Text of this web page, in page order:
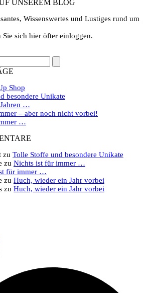
UNSEREM BLOG
Wissenswertes und Lustiges rund um
sich hier öfter einloggen.
Shop
besondere Unikate
…
– aber noch nicht vorbei!
…
zu Tolle Stoffe und besondere Unikate
zu Nichts ist für immer …
für immer …
zu Huch, wieder ein Jahr vorbei
zu Huch, wieder ein Jahr vorbei